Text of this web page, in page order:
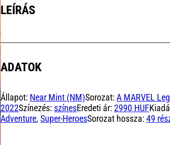
LEÍRÁS
ADATOK
Állapot: Near Mint (NM)Sorozat:A MARVEL
2022Színezés: színesEredeti ár:2990 HUF
Adventure, Super-HeroesSorozat hossza:49